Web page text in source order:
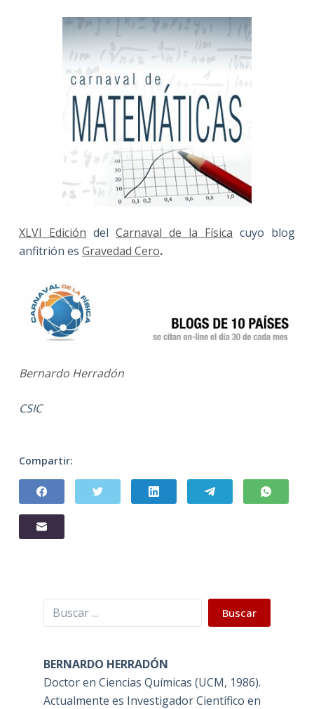
XLVI Edición del Carnaval de la Física cuyo blog
anfitrión es Gravedad Cero.
Bernardo Herradón
CSIC
Compartir:
Buscar Buscar
BERNARDO HERRADÓN
Doctor en Ciencias Químicas (UCM, 1986).
Actualmente es Investigador Científico en